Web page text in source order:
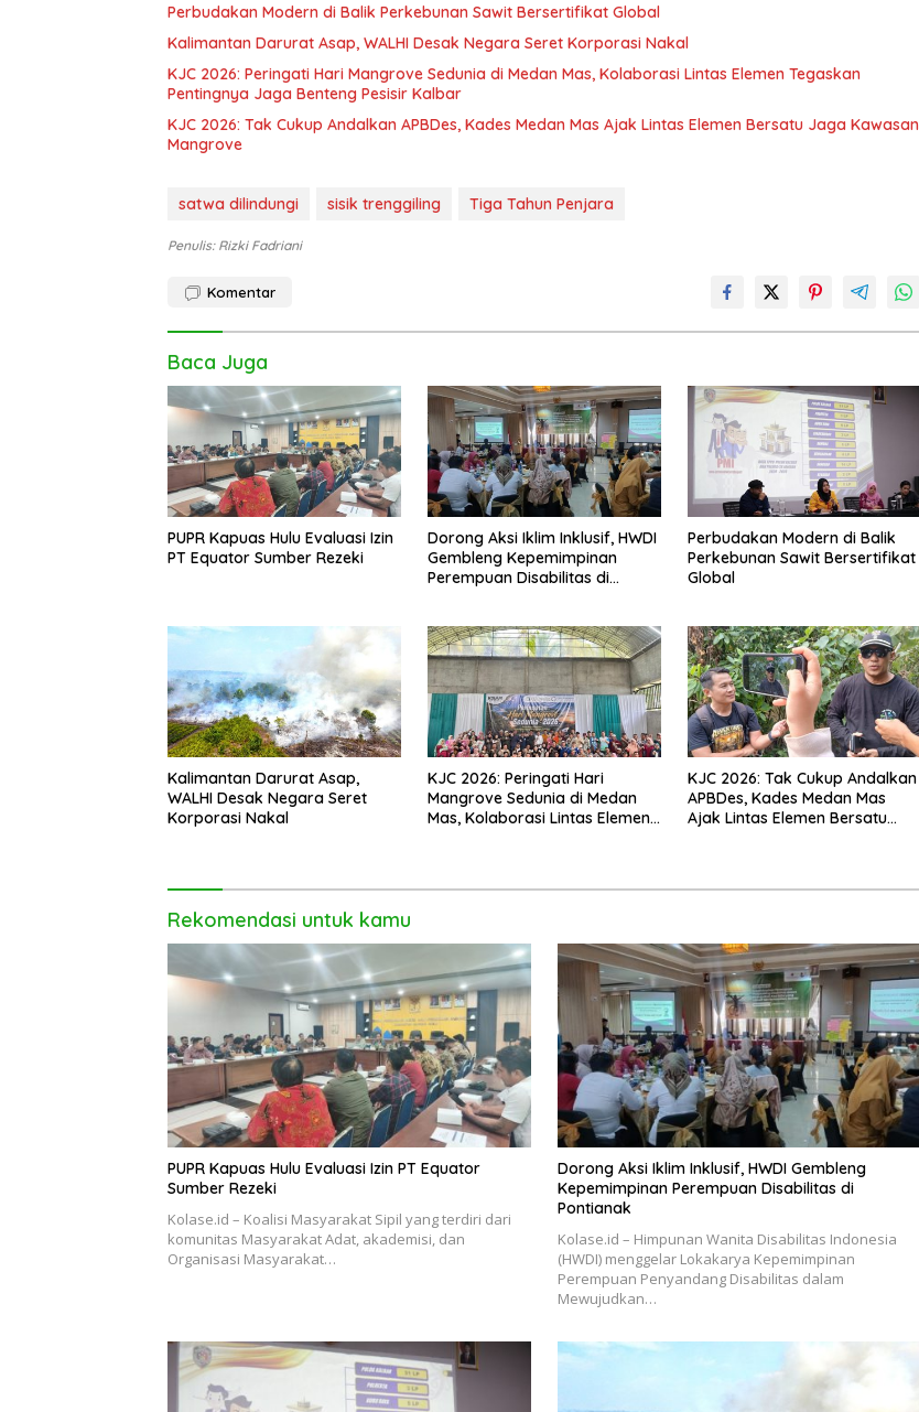
Perbudakan Modern di Balik Perkebunan Sawit Bersertifikat Global
Kalimantan Darurat Asap, WALHI Desak Negara Seret Korporasi Nakal
KJC 2026: Peringati Hari Mangrove Sedunia di Medan Mas, Kolaborasi Lintas Elemen Tegaskan
Pentingnya Jaga Benteng Pesisir Kalbar
KJC 2026: Tak Cukup Andalkan APBDes, Kades Medan Mas Ajak Lintas Elemen Bersatu Jaga Kawasan
Mangrove
satwa dilindungi sisik trenggiling Tiga Tahun Penjara
Penulis: Rizki Fadriani
Komentar
Baca Juga
PUPR Kapuas Hulu Evaluasi Izin
PT Equator Sumber Rezeki
Dorong Aksi Iklim Inklusif, HWDI
Gembleng Kepemimpinan
Perempuan Disabilitas di
Perbudakan Modern di Balik
Perkebunan Sawit Bersertifikat
Global
Kalimantan Darurat Asap,
WALHI Desak Negara Seret
Korporasi Nakal
KJC 2026: Peringati Hari
Mangrove Sedunia di Medan
Mas, Kolaborasi Lintas Elemen
KJC 2026: Tak Cukup Andalkan
APBDes, Kades Medan Mas
Ajak Lintas Elemen Bersatu
Rekomendasi untuk kamu
PUPR Kapuas Hulu Evaluasi Izin PT Equator
Sumber Rezeki
Kolase.id – Koalisi Masyarakat Sipil yang terdiri dari
komunitas Masyarakat Adat, akademisi, dan
Organisasi Masyarakat…
Dorong Aksi Iklim Inklusif, HWDI Gembleng
Kepemimpinan Perempuan Disabilitas di
Pontianak
Kolase.id – Himpunan Wanita Disabilitas Indonesia
(HWDI) menggelar Lokakarya Kepemimpinan
Perempuan Penyandang Disabilitas dalam
Mewujudkan…